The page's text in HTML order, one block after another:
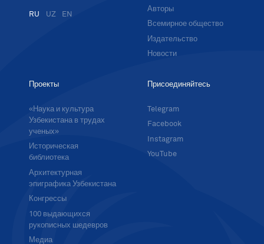
RU UZ EN
Авторы
Всемирное общество
Издательство
Новости
Проекты
«Наука и культура
Узбекистана в трудах
ученых»
Историческая
библиотека
Архитектурная
эпиграфика Узбекистана
Конгрессы
100 выдающихся
рукописных шедевров
Медиа
Присоединяйтесь
Telegram
Facebook
Instagram
YouTube